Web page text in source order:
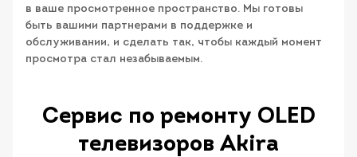
в ваше просмотренное пространство. Мы готовы
быть вашими партнерами в поддержке и
обслуживании, и сделать так, чтобы каждый момент
просмотра стал незабываемым.
Сервис по ремонту OLED
телевизоров Akira